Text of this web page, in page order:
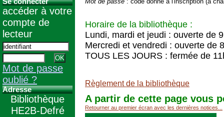
Horaire de la bibliothèque :
Lundi, mardi et jeudi : ouverte de
Mercredi et vendredi : ouverte de
TOUS LES JOURS : fermée de
Règlement de la bibliothèque
A partir de cette page vous
Retourner au premier écran avec les dernières notices...
accéder à votre
compte de
lecteur
Mot de passe
oublié ?
Adresse
Bibliothèque
HE2B-Defré